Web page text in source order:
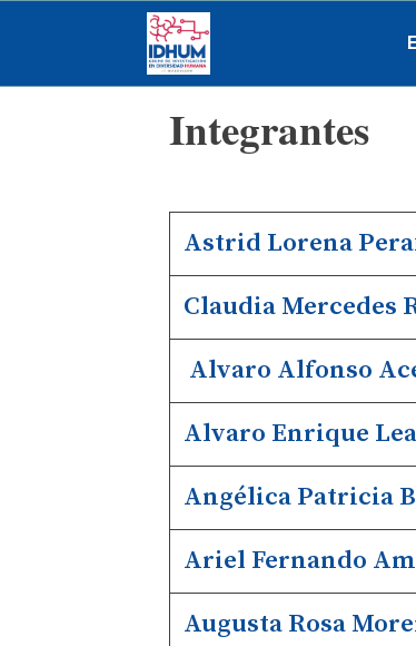
contenido
Integrantes
Astrid Lorena
Claudia Mercedes
Alvaro Alfonso
Alvaro Enrique
Angélica Patricia
Ariel Fernando
Augusta Rosa